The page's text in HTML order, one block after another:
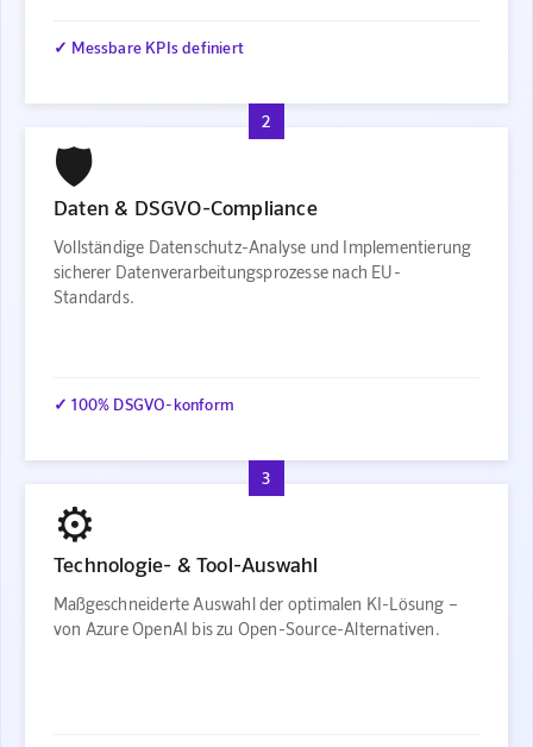
✓ Messbare KPIs definiert
2
🛡️
Daten & DSGVO-Compliance
Vollständige Datenschutz-Analyse und Implementierung
sicherer Datenverarbeitungsprozesse nach EU-
Standards.
✓ 100% DSGVO-konform
3
⚙️
Technologie- & Tool-Auswahl
Maßgeschneiderte Auswahl der optimalen KI-Lösung –
von Azure OpenAI bis zu Open-Source-Alternativen.